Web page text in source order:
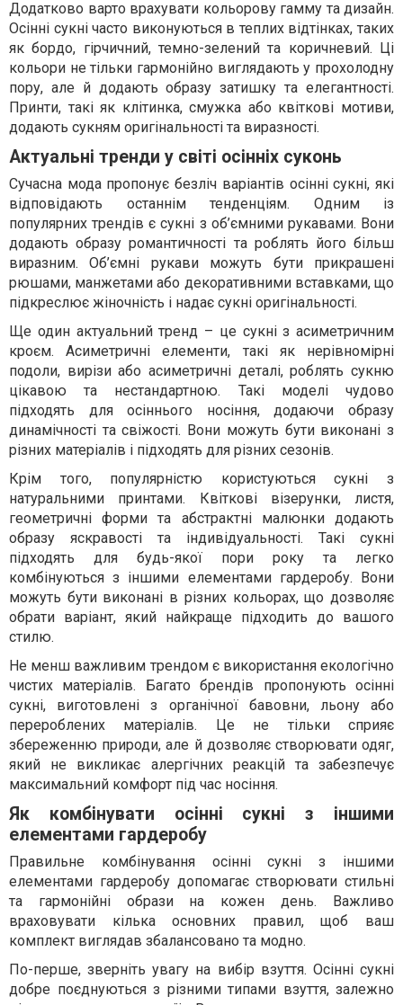
Додатково варто врахувати кольорову гамму та дизайн.
Осінні сукні часто виконуються в теплих відтінках, таких
як бордо, гірчичний, темно-зелений та коричневий. Ці
кольори не тільки гармонійно виглядають у прохолодну
пору, але й додають образу затишку та елегантності.
Принти, такі як клітинка, смужка або квіткові мотиви,
додають сукням оригінальності та виразності.
Актуальні тренди у світі осінніх суконь
Сучасна мода пропонує безліч варіантів осінні сукні, які
відповідають останнім тенденціям. Одним із
популярних трендів є сукні з об’ємними рукавами. Вони
додають образу романтичності та роблять його більш
виразним. Об’ємні рукави можуть бути прикрашені
рюшами, манжетами або декоративними вставками, що
підкреслює жіночність і надає сукні оригінальності.
Ще один актуальний тренд – це сукні з асиметричним
кроєм. Асиметричні елементи, такі як нерівномірні
подоли, вирізи або асиметричні деталі, роблять сукню
цікавою та нестандартною. Такі моделі чудово
підходять для осіннього носіння, додаючи образу
динамічності та свіжості. Вони можуть бути виконані з
різних матеріалів і підходять для різних сезонів.
Крім того, популярністю користуються сукні з
натуральними принтами. Квіткові візерунки, листя,
геометричні форми та абстрактні малюнки додають
образу яскравості та індивідуальності. Такі сукні
підходять для будь-якої пори року та легко
комбінуються з іншими елементами гардеробу. Вони
можуть бути виконані в різних кольорах, що дозволяє
обрати варіант, який найкраще підходить до вашого
стилю.
Не менш важливим трендом є використання екологічно
чистих матеріалів. Багато брендів пропонують осінні
сукні, виготовлені з органічної бавовни, льону або
перероблених матеріалів. Це не тільки сприяє
збереженню природи, але й дозволяє створювати одяг,
який не викликає алергічних реакцій та забезпечує
максимальний комфорт під час носіння.
Як комбінувати осінні сукні з іншими
елементами гардеробу
Правильне комбінування осінні сукні з іншими
елементами гардеробу допомагає створювати стильні
та гармонійні образи на кожен день. Важливо
враховувати кілька основних правил, щоб ваш
комплект виглядав збалансовано та модно.
По-перше, зверніть увагу на вибір взуття. Осінні сукні
добре поєднуються з різними типами взуття, залежно